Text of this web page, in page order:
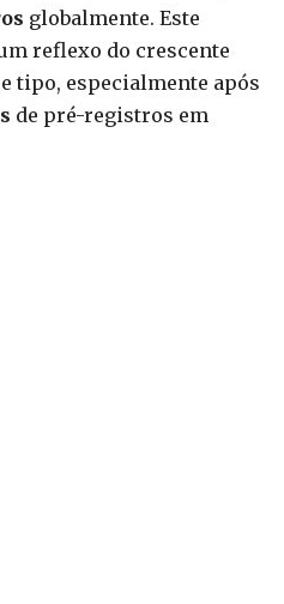
globalmente. Este
reflexo do crescente
tipo, especialmente após
de pré-registros em